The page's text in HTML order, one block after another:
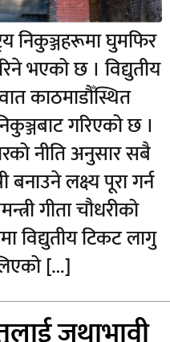
निकुञ्जहरूमा घुमफिर
भएको छ । विद्युतीय
काठमाडौँस्थित
गरिएको छ ।
नीति अनुसार सबै
बनाउने लक्ष्य पूरा गर्न
गीता चौधरीको
विद्युतीय टिकट लागु
[…]